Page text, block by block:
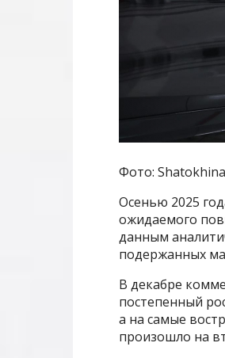
Фото:
Осенью 2025
ожидаемого
данным
подержанных
В декабре
постепенный
а на самые
произошло на